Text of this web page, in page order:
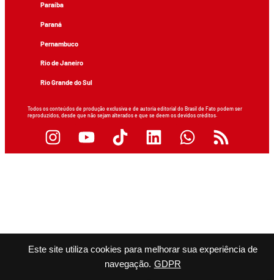
Este site utiliza cookies para melhorar sua experiência de
navegação. GDPR
Paraíba
Paraná
Pernambuco
Rio de Janeiro
Rio Grande do Sul
Todos os conteúdos de produção exclusiva e de autoria editorial do Brasil de Fato podem ser
reproduzidos, desde que não sejam alterados e que se deem os devidos créditos.